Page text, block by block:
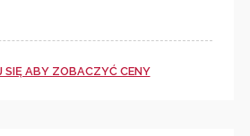
SIĘ ABY ZOBACZYĆ CENY